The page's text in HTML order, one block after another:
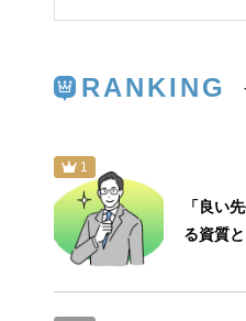
RANKING
1
「良い
る資質